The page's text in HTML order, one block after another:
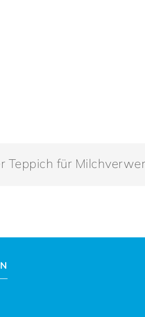
Teppich für